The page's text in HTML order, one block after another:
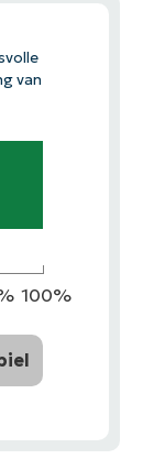
van
100%